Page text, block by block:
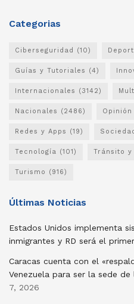
Categorias
Ciberseguridad (10)
Guías y Tutoriales (4)
Internacionales (3142)
Nacionales (2486) Opinión
Redes y Apps (19)
Tecnología (101) Tránsito y
Turismo (916)
Últimas Noticias
Estados Unidos implementa
inmigrantes y RD será el
Caracas cuenta con el
Venezuela para ser la sede
7, 2026